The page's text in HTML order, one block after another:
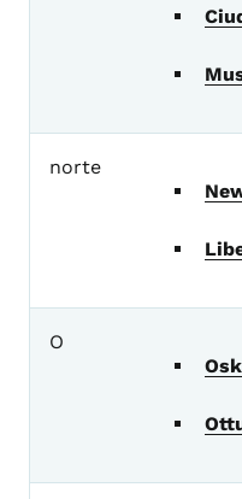
norte
O